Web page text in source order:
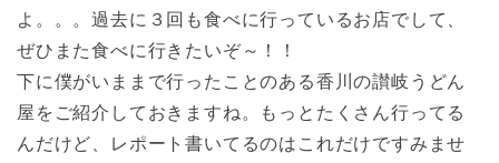
よ。。。過去に３回も食べに行っているお店でして、
ぜひまた食べに行きたいぞ～！！
下に僕がいままで行ったことのある香川の讃岐うどん
屋をご紹介しておきますね。もっとたくさん行ってる
んだけど、レポート書いてるのはこれだけですみませ